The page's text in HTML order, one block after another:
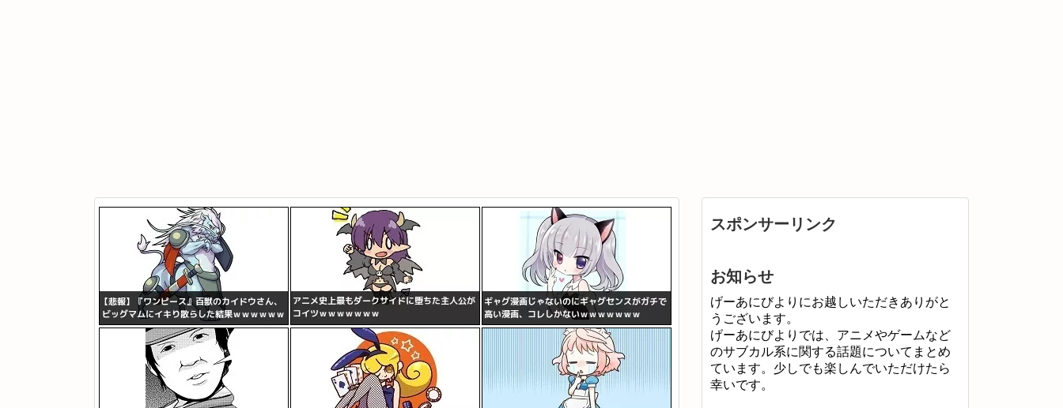
スポンサーリンク
お知らせ
げーあにびよりにお越しいただきありがと
うございます。
げーあにびよりでは、アニメやゲームなど
のサブカル系に関する話題についてまとめ
ています。少しでも楽しんでいただけたら
幸いです。